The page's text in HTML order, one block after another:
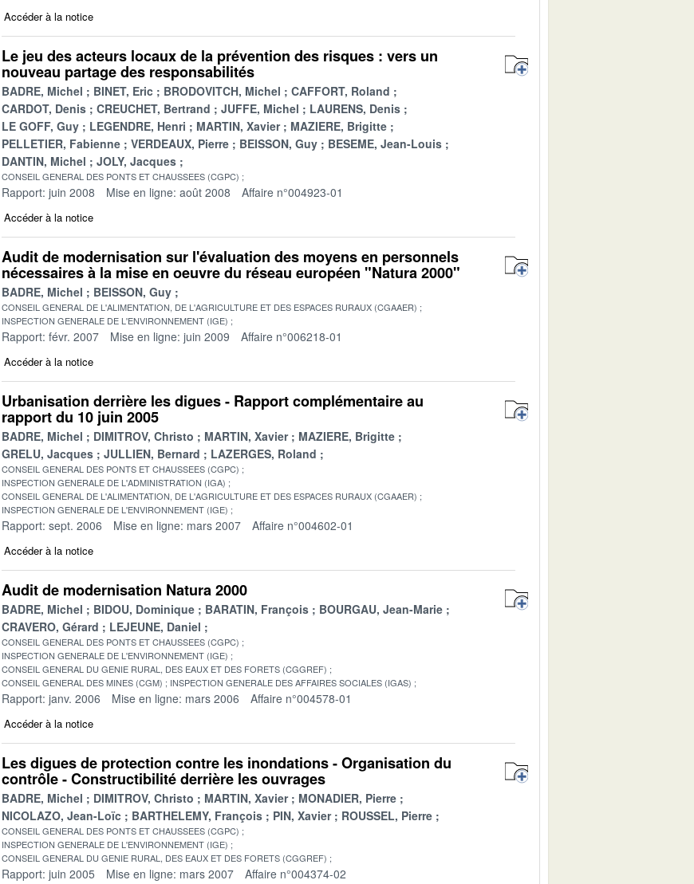
Accéder à la notice
Le jeu des acteurs locaux de la prévention des risques : vers un
nouveau partage des responsabilités
BADRE, Michel BINET, Eric BRODOVITCH, Michel
CAFFORT, Roland
CARDOT, Denis
CREUCHET, Bertrand JUFFE, Michel
LAURENS, Denis
LE GOFF, Guy
LEGENDRE, Henri MARTIN, Xavier
MAZIERE, Brigitte
PELLETIER, Fabienne
VERDEAUX, Pierre BEISSON, Guy
BESEME, Jean-Louis
DANTIN, Michel
JOLY, Jacques
CONSEIL GENERAL DES PONTS ET CHAUSSEES (CGPC)
Rapport: juin 2008 Mise en ligne: août 2008 Affaire n°004923-01
Accéder à la notice
Audit de modernisation sur l'évaluation des moyens en personnels
nécessaires à la mise en oeuvre du réseau européen "Natura 2000"
BADRE, Michel BEISSON, Guy
CONSEIL GENERAL DE L'ALIMENTATION, DE L'AGRICULTURE ET DES ESPACES RURAUX (CGAAER)
INSPECTION GENERALE DE L'ENVIRONNEMENT (IGE)
Rapport: févr. 2007 Mise en ligne: juin 2009 Affaire n°006218-01
Accéder à la notice
Urbanisation derrière les digues - Rapport complémentaire au
rapport du 10 juin 2005
BADRE, Michel DIMITROV, Christo MARTIN, Xavier
MAZIERE, Brigitte
GRELU, Jacques
JULLIEN, Bernard LAZERGES, Roland
CONSEIL GENERAL DES PONTS ET CHAUSSEES (CGPC)
INSPECTION GENERALE DE L'ADMINISTRATION (IGA)
CONSEIL GENERAL DE L'ALIMENTATION, DE L'AGRICULTURE ET DES ESPACES RURAUX (CGAAER)
INSPECTION GENERALE DE L'ENVIRONNEMENT (IGE)
Rapport: sept. 2006 Mise en ligne: mars 2007 Affaire n°004602-01
Accéder à la notice
Audit de modernisation Natura 2000
BADRE, Michel BIDOU, Dominique BARATIN, François
BOURGAU, Jean-Marie
CRAVERO, Gérard
LEJEUNE, Daniel
CONSEIL GENERAL DES PONTS ET CHAUSSEES (CGPC)
INSPECTION GENERALE DE L'ENVIRONNEMENT (IGE)
CONSEIL GENERAL DU GENIE RURAL, DES EAUX ET DES FORETS (CGGREF)
CONSEIL GENERAL DES MINES (CGM)
INSPECTION GENERALE DES AFFAIRES SOCIALES (IGAS)
Rapport: janv. 2006 Mise en ligne: mars 2006 Affaire n°004578-01
Accéder à la notice
Les digues de protection contre les inondations - Organisation du
contrôle - Constructibilité derrière les ouvrages
BADRE, Michel DIMITROV, Christo MARTIN, Xavier
MONADIER, Pierre
NICOLAZO, Jean-Loïc
BARTHELEMY, François PIN, Xavier ROUSSEL, Pierre
CONSEIL GENERAL DES PONTS ET CHAUSSEES (CGPC)
INSPECTION GENERALE DE L'ENVIRONNEMENT (IGE)
CONSEIL GENERAL DU GENIE RURAL, DES EAUX ET DES FORETS (CGGREF)
Rapport: juin 2005 Mise en ligne: mars 2007 Affaire n°004374-02